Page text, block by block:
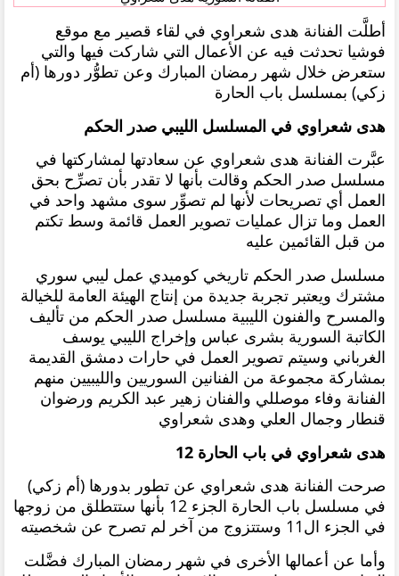
أطلَّت الفنانة هدى شعراوي في لقاء قصير مع موقع
فوشيا تحدثت فيه عن الأعمال التي شاركت فيها والتي
ستعرض خلال شهر رمضان المبارك وعن تطوُّر دورها (أم
زكي) بمسلسل باب الحارة
هدى شعراوي في المسلسل الليبي صدر الحكم
عبَّرت الفنانة هدى شعراوي عن سعادتها لمشاركتها في
مسلسل صدر الحكم وقالت بأنها لا تقدر بأن تصرِّح بحق
العمل أي تصريحات لأنها لم تصوِّر سوى مشهد واحد في
العمل وما تزال عمليات تصوير العمل قائمة وسط تكتم
من قبل القائمين عليه
مسلسل صدر الحكم تاريخي كوميدي عمل ليبي سوري
مشترك ويعتبر تجربة جديدة من إنتاج الهيئة العامة للخيالة
والمسرح والفنون الليبية مسلسل صدر الحكم من تأليف
الكاتبة السورية بشرى عباس وإخراج الليبي يوسف
الغرباني وسيتم تصوير العمل في حارات دمشق القديمة
بمشاركة مجموعة من الفنانين السوريين والليبيين منهم
الفنانة وفاء موصللي والفنان زهير عبد الكريم ورضوان
قنطار وجمال العلي وهدى شعراوي
هدى شعراوي في باب الحارة 12
صرحت الفنانة هدى شعراوي عن تطور بدورها (أم زكي)
في مسلسل باب الحارة الجزء 12 بأنها ستتطلق من زوجها
في الجزء ال11 وستتزوج من آخر لم تصرح عن شخصيته
وأما عن أعمالها الأخرى في شهر رمضان المبارك فضَّلت